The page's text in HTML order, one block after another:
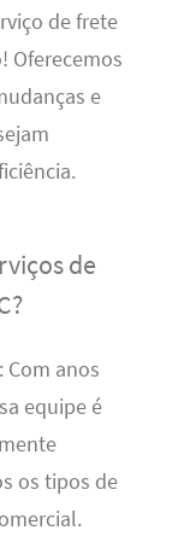
de frete
Oferecemos
e
de
: Com anos
equipe é
os tipos de